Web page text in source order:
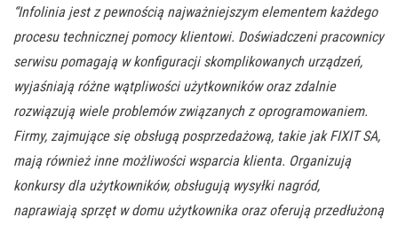
“Infolinia jest z pewnością najważniejszym elementem każdego
procesu technicznej pomocy klientowi. Doświadczeni pracownicy
serwisu pomagają w konfiguracji skomplikowanych urządzeń,
wyjaśniają różne wątpliwości użytkowników oraz zdalnie
rozwiązują wiele problemów związanych z oprogramowaniem.
Firmy, zajmujące się obsługą posprzedażową, takie jak FIXIT SA,
mają również inne możliwości wsparcia klienta. Organizują
konkursy dla użytkowników, obsługują wysyłki nagród,
naprawiają sprzęt w domu użytkownika oraz oferują przedłużoną